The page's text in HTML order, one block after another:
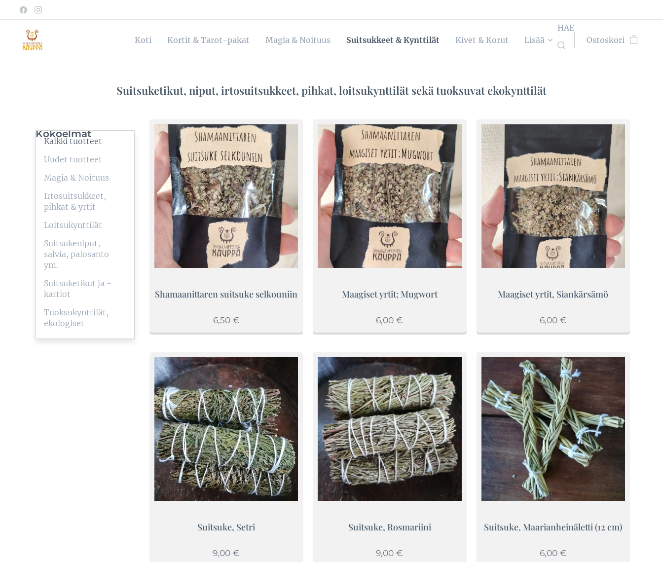
Koti Kortit & Tarot-pakat Magia & Noituus Suitsukkeet & Kynttilät Kivet & Korut Lisää
HAE
Ostoskori
Suitsuketikut, niput, irtosuitsukkeet, pihkat, loitsukynttilät sekä tuoksuvat ekokynttilät
Kokoelmat
Kaikki tuotteet
Uudet tuotteet
Magia & Noituus
Irtosuitsukkeet,
pihkat & yrtit
Loitsukynttilät
Suitsukeniput,
salvia, palosanto
ym.
Suitsuketikut ja -
kartiot
Tuoksukynttilät,
ekologiset
Shamaanittaren suitsuke selkouniin
6,50€
Maagiset yrtit; Mugwort
6,00 €
Maagiset yrtit, Siankärsämö
6,00€
Suitsuke, Setri
9,00 €
Suitsuke, Rosmariini
9,00 €
Suitsuke, Maarianheinäletti (12 cm)
6,00€